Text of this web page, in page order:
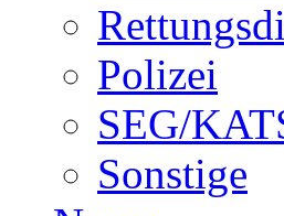
Polizei
SEG/
Sonstige